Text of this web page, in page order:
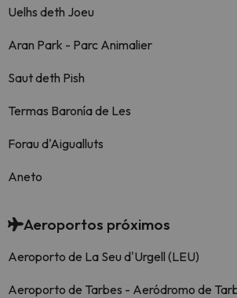
Uelhs deth Joeu
Aran Park - Parc Animalier
Saut deth Pish
Termas Baronía de Les
Forau d'Aigualluts
Aneto
Aeroportos próximos
Aeroporto de La Seu d'Urgell (LEU)
Aeroporto de Tarbes - Aeródromo de